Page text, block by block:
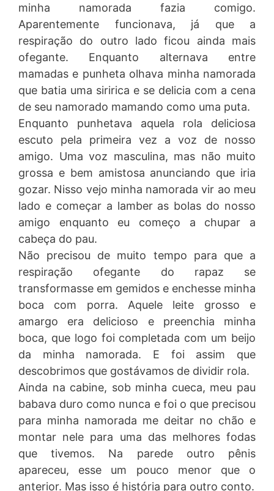
minha namorada fazia comigo.
Aparentemente funcionava, já que a
respiração do outro lado ficou ainda mais
ofegante. Enquanto alternava entre
mamadas e punheta olhava minha namorada
que batia uma siririca e se delicia com a cena
de seu namorado mamando como uma puta.
Enquanto punhetava aquela rola deliciosa
escuto pela primeira vez a voz de nosso
amigo. Uma voz masculina, mas não muito
grossa e bem amistosa anunciando que iria
gozar. Nisso vejo minha namorada vir ao meu
lado e começar a lamber as bolas do nosso
amigo enquanto eu começo a chupar a
cabeça do pau.
Não precisou de muito tempo para que a
respiração ofegante do rapaz se
transformasse em gemidos e enchesse minha
boca com porra. Aquele leite grosso e
amargo era delicioso e preenchia minha
boca, que logo foi completada com um beijo
da minha namorada. E foi assim que
descobrimos que gostávamos de dividir rola.
Ainda na cabine, sob minha cueca, meu pau
babava duro como nunca e foi o que precisou
para minha namorada me deitar no chão e
montar nele para uma das melhores fodas
que tivemos. Na parede outro pênis
apareceu, esse um pouco menor que o
anterior. Mas isso é história para outro conto.